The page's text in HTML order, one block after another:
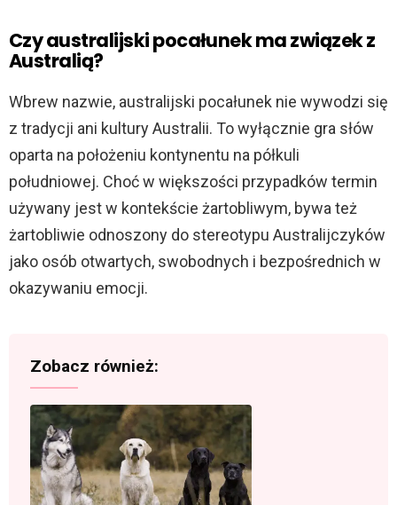
Czy australijski pocałunek ma związek z
Australią?
Wbrew nazwie, australijski pocałunek nie wywodzi się
z tradycji ani kultury Australii. To wyłącznie gra słów
oparta na położeniu kontynentu na półkuli
południowej. Choć w większości przypadków termin
używany jest w kontekście żartobliwym, bywa też
żartobliwie odnoszony do stereotypu Australijczyków
jako osób otwartych, swobodnych i bezpośrednich w
okazywaniu emocji.
Zobacz również: